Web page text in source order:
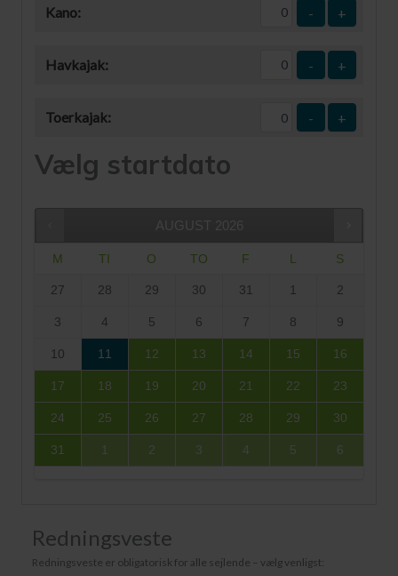
Kano: - +
Havkajak: - +
Toerkajak: - +
Vælg startdato
AUGUST 2026
M TI O TO F L S
27 28 29 30 31 1 2
3 4 5 6 7 8 9
10 11 12 13 14 15 16
17 18 19 20 21 22 23
24 25 26 27 28 29 30
31 1 2 3 4 5 6
Redningsveste
Redningsveste er obligatorisk for alle sejlende – vælg venligst: